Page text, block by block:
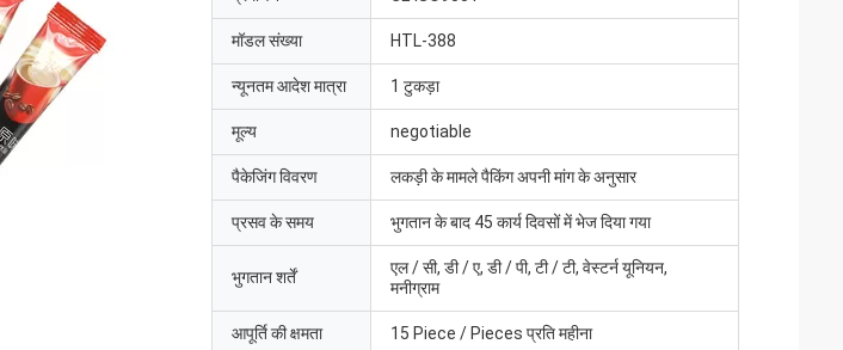
मॉडल संख्या HTL-388
न्यूनतम आदेश मात्रा 1 टुकड़ा
मूल्य negotiable
पैकेजिंग विवरण लकड़ी के मामले पैकिंग अपनी मांग के अनुसार
प्रसव के समय भुगतान के बाद 45 कार्य दिवसों में भेज दिया गया
भुगतान शर्तें
एल / सी, डी / ए, डी / पी, टी / टी, वेस्टर्न यूनियन,
मनीग्राम
आपूर्ति की क्षमता 15 Piece / Pieces प्रति महीना